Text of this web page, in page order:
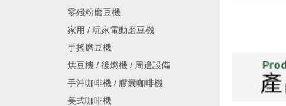
零殘粉磨豆機
家用 / 玩家電動磨豆機
手搖磨豆機
烘豆機 / 後燃機 / 周邊設備
手沖咖啡機 / 膠囊咖啡機
美式咖啡機